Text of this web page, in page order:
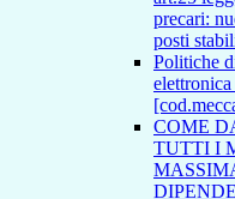
precari:
posti
Politiche
COME
TUTTI I